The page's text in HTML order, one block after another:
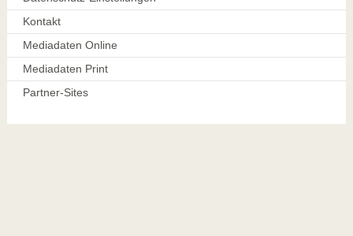
Kontakt
Mediadaten Online
Mediadaten Print
Partner-Sites